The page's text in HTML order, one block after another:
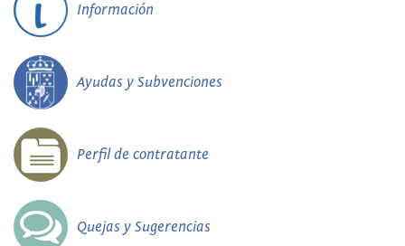
Información
Ayudas y Subvenciones
Perfil de contratante
Quejas y Sugerencias